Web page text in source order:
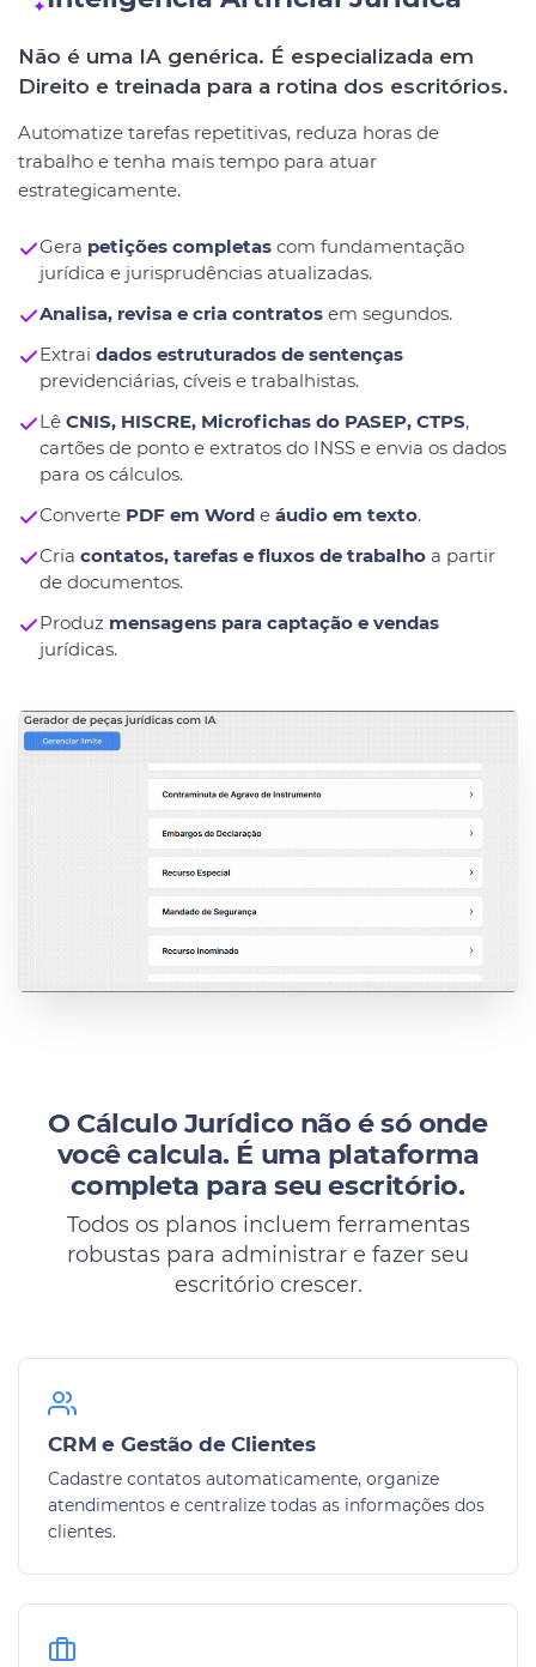
Não é uma IA genérica. É especializada em
Direito e treinada para a rotina dos escritórios.
Automatize tarefas repetitivas, reduza horas de
trabalho e tenha mais tempo para atuar
estrategicamente.
Gera petições completascom fundamentação
jurídica e jurisprudências atualizadas.
Analisa, revisa e cria contratosem segundos.
Extrai dados estruturados de sentenças
previdenciárias, cíveis e trabalhistas.
Lê CNIS, HISCRE, Microfichas do PASEP, CTPS,
cartões de ponto e extratos do INSS e envia os dados
para os cálculos.
Converte PDF em Worde áudio em texto.
Cria contatos, tarefas e fluxos de trabalhoa partir
de documentos.
Produz mensagens para captação e vendas
jurídicas.
O Cálculo Jurídico não é só onde
você calcula. É uma plataforma
completa para seu escritório.
Todos os planos incluem ferramentas
robustas para administrar e fazer seu
escritório crescer.
CRM e Gestão de Clientes
Cadastre contatos automaticamente, organize
atendimentos e centralize todas as informações dos
clientes.